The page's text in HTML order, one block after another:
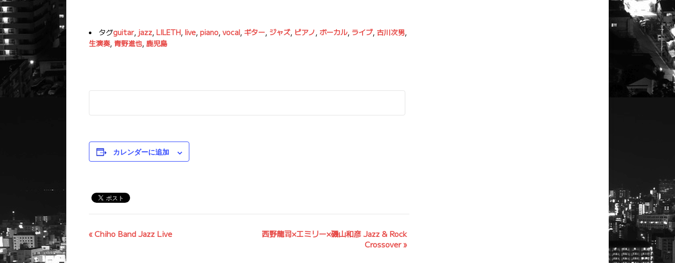
タグguitar, jazz, LILETH, live, piano, vocal, ギター, ジャズ, ピアノ, ボーカル, ライブ, 古川次男,
生演奏, 青野進也, 鹿児島
カレンダーに追加
イ
«Chiho Band Jazz Live
西野龍司×エミリー×磯山和彦 Jazz & Rock
Crossover»